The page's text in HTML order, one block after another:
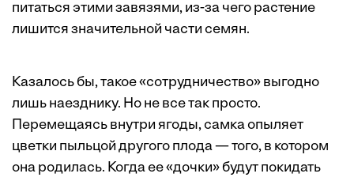
питаться этими завязями, из-за чего растение
лишится значительной части семян.
Казалось бы, такое «сотрудничество» выгодно
лишь наезднику. Но не все так просто.
Перемещаясь внутри ягоды, самка опыляет
цветки пыльцой другого плода — того, в котором
она родилась. Когда ее «дочки» будут покидать